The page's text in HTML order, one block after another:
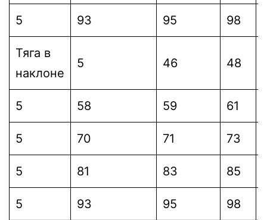
5 93 95 98
Тяга в
наклоне
5 46 48
5 58 59 61
5 70 71 73
5 81 83 85
5 93 95 98